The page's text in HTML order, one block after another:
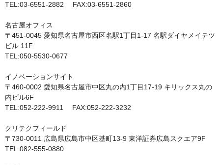
TEL:03-6551-2882　 FAX:03-6551-2860
名古屋オフィス
〒451-0045 愛知県名古屋市西区名駅1丁目1-17 名駅ダイヤメイテツ
ビル 11F
TEL:050-5530-0677
イノベーションサイト
〒460-0002 愛知県名古屋市中区丸の内1丁目17-19 キリックス丸の
内ビル6F
TEL:052-222-9911　 FAX:052-222-3232
クリテクフィールド
〒730-0011 広島県広島市中区基町13-9 東洋証券広島スクエア9F
TEL:082-555-0880